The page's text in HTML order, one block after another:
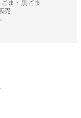
ま・黒ごま
売